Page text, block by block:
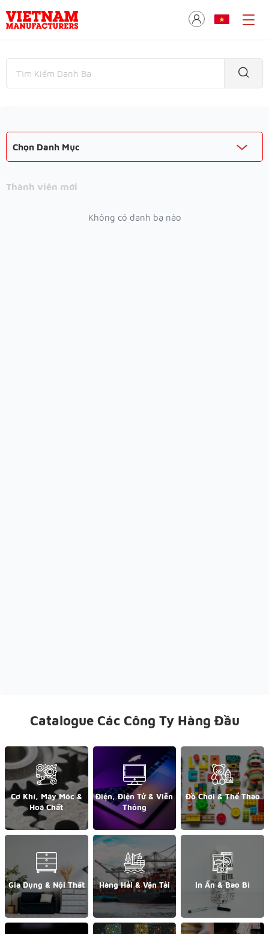
Chọn Danh Mục
Thành viên mới
Không có danh bạ nào
Catalogue Các Công Ty Hàng Đầu
Cơ Khí, Máy Móc &
Hoá Chất
Điện, Điện Tử & Viễn
Thông
Đồ Chơi & Thể Thao
Gia Dụng & Nội Thất Hàng Hải & Vận Tải In Ấn & Bao Bì